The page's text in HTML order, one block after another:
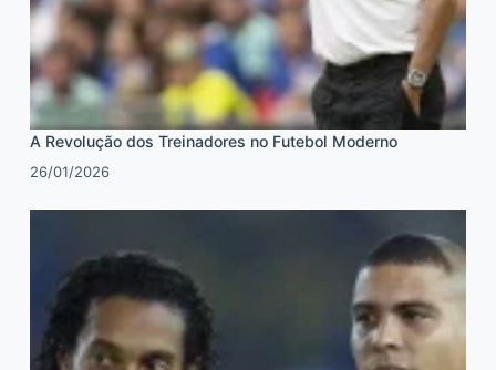
A Revolução dos Treinadores no Futebol Moderno
26/01/2026